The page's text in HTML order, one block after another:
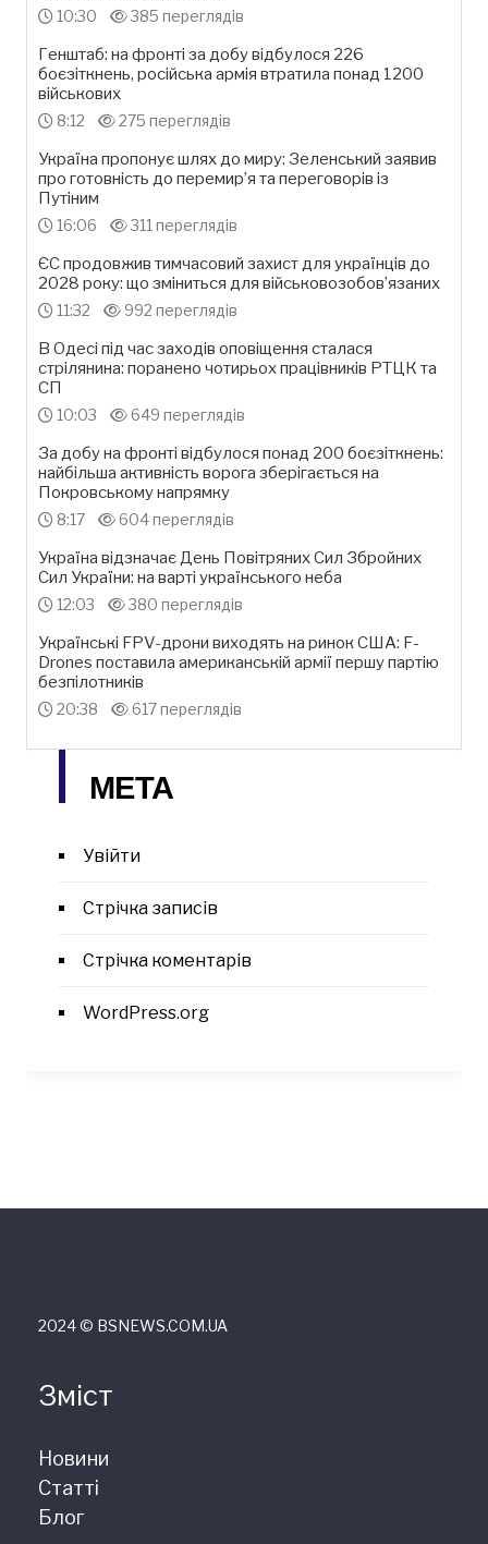
10:30 385 переглядів
Генштаб: на фронті за добу відбулося 226
боєзіткнень, російська армія втратила понад 1200
військових
8:12 275 переглядів
Україна пропонує шлях до миру: Зеленський заявив
про готовність до перемир’я та переговорів із
Путіним
16:06 311 переглядів
ЄС продовжив тимчасовий захист для українців до
2028 року: що зміниться для військовозобов’язаних
11:32 992 переглядів
В Одесі під час заходів оповіщення сталася
стрілянина: поранено чотирьох працівників РТЦК та
СП
10:03 649 переглядів
За добу на фронті відбулося понад 200 боєзіткнень:
найбільша активність ворога зберігається на
Покровському напрямку
8:17 604 переглядів
Україна відзначає День Повітряних Сил Збройних
Сил України: на варті українського неба
12:03 380 переглядів
Українські FPV-дрони виходять на ринок США: F-
Drones поставила американській армії першу партію
безпілотників
20:38 617 переглядів
МЕТА
Увійти
Стрічка записів
Стрічка коментарів
WordPress.org
2024 © ВSNEWS.COM.UA
Зміст
Новини
Статті
Блог